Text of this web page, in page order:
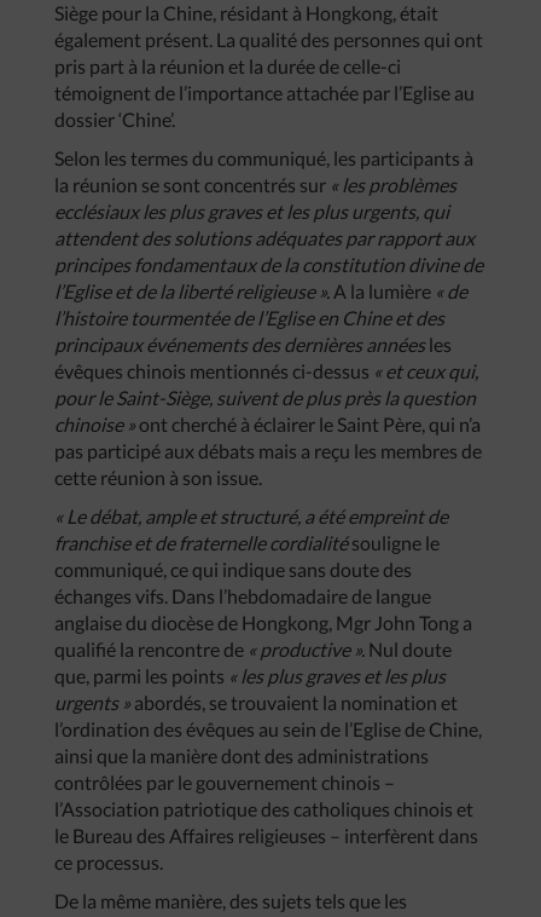
Siège pour la Chine, résidant à Hongkong, était
également présent. La qualité des personnes qui ont
pris part à la réunion et la durée de celle-ci
témoignent de l’importance attachée par l’Eglise au
dossier ‘Chine’.
Selon les termes du communiqué, les participants à
la réunion se sont concentrés sur « les problèmes
ecclésiaux les plus graves et les plus urgents, qui
attendent des solutions adéquates par rapport aux
principes fondamentaux de la constitution divine de
l’Eglise et de la liberté religieuse ». A la lumière « de
l’histoire tourmentée de l’Eglise en Chine et des
principaux événements des dernières annéesles
évêques chinois mentionnés ci-dessus « et ceux qui,
pour le Saint-Siège, suivent de plus près la question
chinoise »ont cherché à éclairer le Saint Père, qui n’a
pas participé aux débats mais a reçu les membres de
cette réunion à son issue.
« Le débat, ample et structuré, a été empreint de
franchise et de fraternelle cordialitésouligne le
communiqué, ce qui indique sans doute des
échanges vifs. Dans l’hebdomadaire de langue
anglaise du diocèse de Hongkong, Mgr John Tong a
qualifié la rencontre de « productive ». Nul doute
que, parmi les points « les plus graves et les plus
urgents » abordés, se trouvaient la nomination et
l’ordination des évêques au sein de l’Eglise de Chine,
ainsi que la manière dont des administrations
contrôlées par le gouvernement chinois –
l’Association patriotique des catholiques chinois et
le Bureau des Affaires religieuses – interfèrent dans
ce processus.
De la même manière, des sujets tels que les